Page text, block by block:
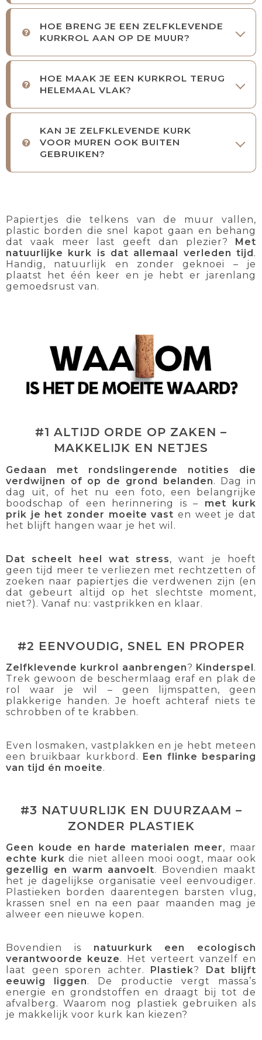
HOE BRENG JE EEN ZELFKLEVENDE
KURKROL AAN OP DE MUUR?
HOE MAAK JE EEN KURKROL TERUG
HELEMAAL VLAK?
KAN JE ZELFKLEVENDE KURK
VOOR MUREN OOK BUITEN
GEBRUIKEN?
Papiertjes die telkens van de muur vallen,
plastic borden die snel kapot gaan en behang
dat vaak meer last geeft dan plezier?
Met
natuurlijke kurk is dat allemaal verleden tijd .
Handig, natuurlijk en zonder geknoei – je
plaatst het één keer en je hebt er jarenlang
gemoedsrust van.
#1 ALTIJD ORDE OP ZAKEN –
MAKKELIJK EN NETJES
Gedaan met rondslingerende notities die
verdwijnen of op de grond belanden. Dag in
dag uit, of het nu een foto, een belangrijke
boodschap of een herinnering is – met kurk
prik je het zonder moeite vast en weet je dat
het blijft hangen waar je het wil.
Dat scheelt heel wat stress, want je hoeft
geen tijd meer te verliezen met rechtzetten of
zoeken naar papiertjes die verdwenen zijn (en
dat gebeurt altijd op het slechtste moment,
niet?). Vanaf nu: vastprikken en klaar.
#2 EENVOUDIG, SNEL EN PROPER
Zelfklevende kurkrol aanbrengen? Kinderspel.
Trek gewoon de beschermlaag eraf en plak de
rol waar je wil – geen lijmspatten, geen
plakkerige handen. Je hoeft achteraf niets te
schrobben of te krabben.
Even losmaken, vastplakken en je hebt meteen
een bruikbaar kurkbord. Een flinke besparing
van tijd én moeite.
#3 NATUURLIJK EN DUURZAAM –
ZONDER PLASTIEK
Geen koude en harde materialen meer, maar
echte kurk die niet alleen mooi oogt, maar ook
gezellig en warm aanvoelt. Bovendien maakt
het je dagelijkse organisatie veel eenvoudiger.
Plastieken borden daarentegen barsten vlug,
krassen snel en na een paar maanden mag je
alweer een nieuwe kopen.
Bovendien is natuurkurk een ecologisch
verantwoorde keuze. Het verteert vanzelf en
laat geen sporen achter.
Plastiek?
Dat blijft
eeuwig liggen. De productie vergt massa’s
energie en grondstoffen en draagt bij tot de
afvalberg. Waarom nog plastiek gebruiken als
je makkelijk voor kurk kan kiezen?